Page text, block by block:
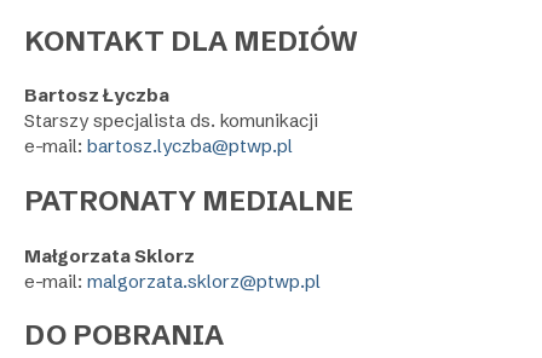
KONTAKT DLA MEDIÓW
Bartosz Łyczba
Starszy specjalista ds. komunikacji
e-mail: bartosz.lyczba@ptwp.pl
PATRONATY MEDIALNE
Małgorzata Sklorz
e-mail: malgorzata.sklorz@ptwp.pl
DO POBRANIA